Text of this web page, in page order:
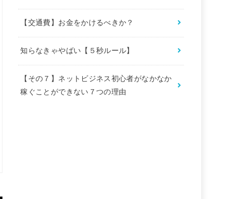
【交通費】お金をかけるべきか？
知らなきゃやばい【５秒ルール】
【その７】ネットビジネス初心者がなかなか
稼ぐことができない７つの理由